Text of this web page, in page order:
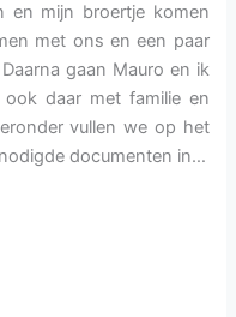
en mijn broertje komen
met ons en een paar
gaan Mauro en ik
daar met familie en
vullen we op het
documenten in…